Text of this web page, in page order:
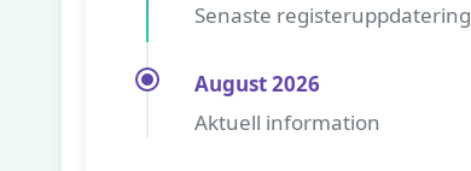
Senaste registeruppdatering
August 2026
Aktuell information